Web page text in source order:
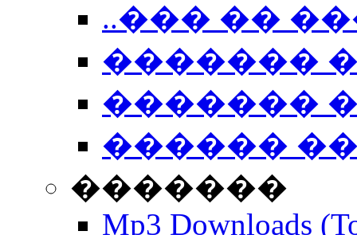
..��� ��
�������
�������
������
�������
Mp3 Downloads